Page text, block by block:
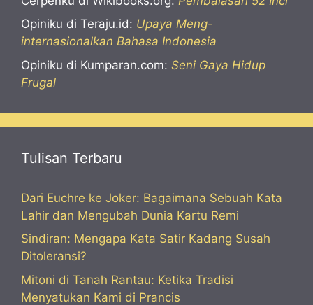
Opiniku di Teraju.id: Upaya Meng-
internasionalkan Bahasa Indonesia
Opiniku di Kumparan.com: Seni Gaya Hidup
Frugal
Tulisan Terbaru
Dari Euchre ke Joker: Bagaimana Sebuah Kata
Lahir dan Mengubah Dunia Kartu Remi
Sindiran: Mengapa Kata Satir Kadang Susah
Ditoleransi?
Mitoni di Tanah Rantau: Ketika Tradisi
Menyatukan Kami di Prancis